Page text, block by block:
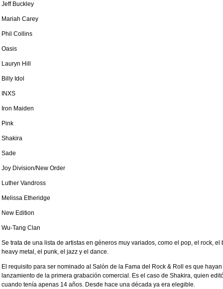
Jeff Buckley
Mariah Carey
Phil Collins
Oasis
Lauryn Hill
Billy Idol
INXS
Iron Maiden
Pink
Shakira
Sade
Joy Division/New Order
Luther Vandross
Melissa Etheridge
New Edition
Wu-Tang Clan
Se trata de una lista de artistas en géneros muy variados, como el pop, el rock,
heavy metal, el punk, el jazz y el dance.
El requisito para ser nominado al Salón de la Fama del Rock & Roll es que
lanzamiento de la primera grabación comercial. Es el caso de Shakira, quien
cuando tenía apenas 14 años. Desde hace una década ya era elegible.